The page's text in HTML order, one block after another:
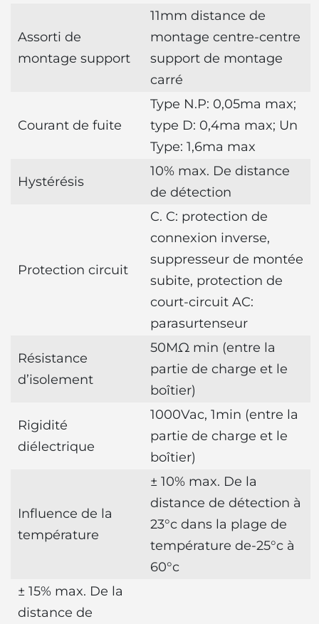
Assorti de
montage support
11mm distance de
montage centre-centre
support de montage
carré
Courant de fuite
Type N.P: 0,05ma max;
type D: 0,4ma max; Un
Type: 1,6ma max
Hystérésis
10% max. De distance
de détection
Protection circuit
C. C: protection de
connexion inverse,
suppresseur de montée
subite, protection de
court-circuit AC:
parasurtenseur
Résistance
d’isolement
50MΩ min (entre la
partie de charge et le
boîtier)
Rigidité
diélectrique
1000Vac, 1min (entre la
partie de charge et le
boîtier)
Influence de la
température
± 10% max. De la
distance de détection à
23°c dans la plage de
température de-25°c à
60°c
± 15% max. De la
distance de